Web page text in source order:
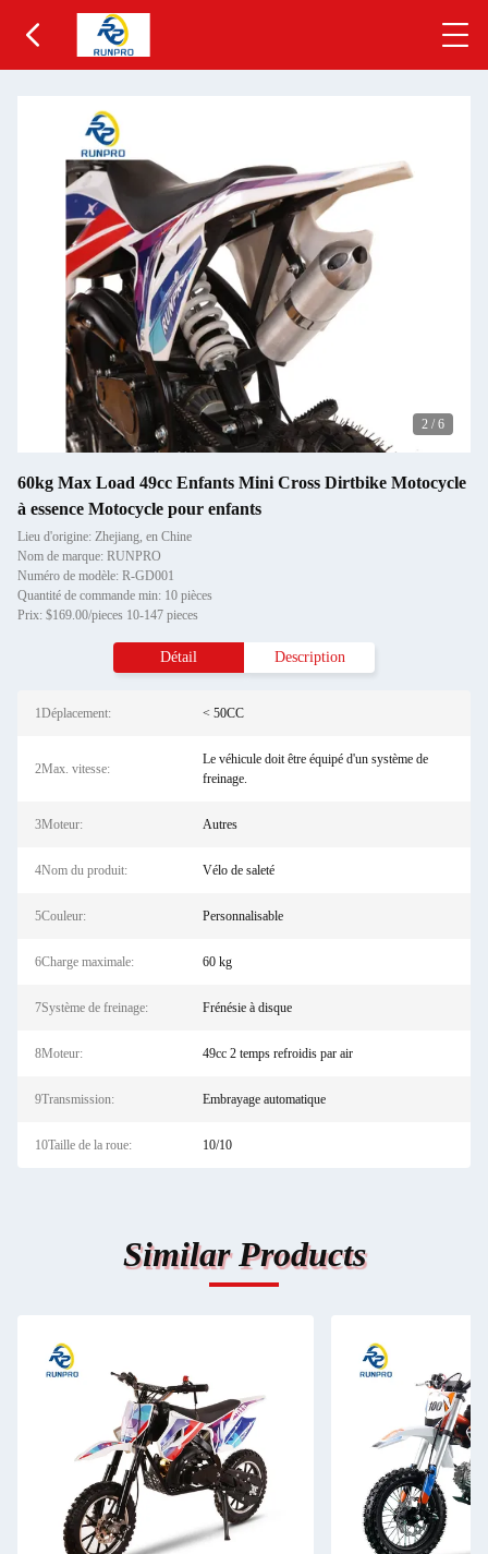
2 / 6
60kg Max Load 49cc Enfants Mini Cross Dirtbike Motocycle
à essence Motocycle pour enfants
Lieu d'origine: Zhejiang, en Chine
Nom de marque: RUNPRO
Numéro de modèle: R-GD001
Quantité de commande min: 10 pièces
Prix: $169.00/pieces 10-147 pieces
Détail Description
1Déplacement: < 50CC
2Max. vitesse:
Le véhicule doit être équipé d'un système de
freinage.
3Moteur: Autres
4Nom du produit: Vélo de saleté
5Couleur: Personnalisable
6Charge maximale: 60 kg
7Système de freinage: Frénésie à disque
8Moteur: 49cc 2 temps refroidis par air
9Transmission: Embrayage automatique
10Taille de la roue: 10/10
Similar Products